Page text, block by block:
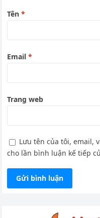
Tên*
Email*
Trang web
Lưu tên của tôi, email,
cho lần bình luận kế tiếp